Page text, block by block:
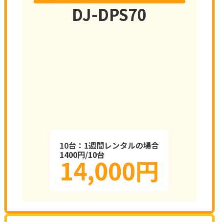
DJ-DPS70
10台：1週間レンタルの場合
1400円/10台
14,000円